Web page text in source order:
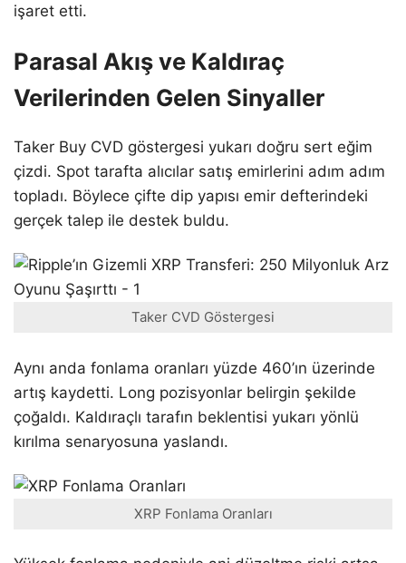
işaret etti.
Parasal Akış ve Kaldıraç
Verilerinden Gelen Sinyaller
Taker Buy CVD göstergesi yukarı doğru sert eğim
çizdi. Spot tarafta alıcılar satış emirlerini adım adım
topladı. Böylece çifte dip yapısı emir defterindeki
gerçek talep ile destek buldu.
Taker CVD Göstergesi
Aynı anda fonlama oranları yüzde 460’ın üzerinde
artış kaydetti. Long pozisyonlar belirgin şekilde
çoğaldı. Kaldıraçlı tarafın beklentisi yukarı yönlü
kırılma senaryosuna yaslandı.
XRP Fonlama Oranları